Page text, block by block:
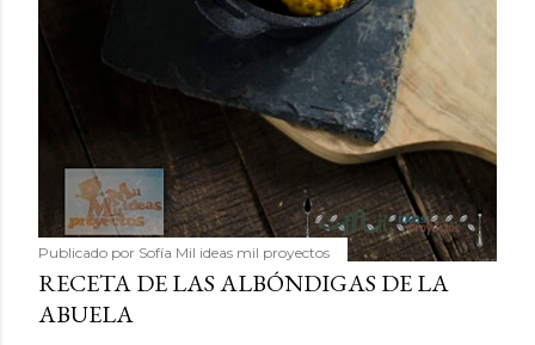
Publicado por Sofía Mil ideas mil proyectos
RECETA DE LAS ALBÓNDIGAS DE LA
ABUELA